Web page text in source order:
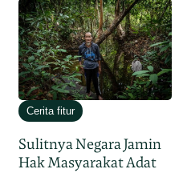
Cerita fitur
Sulitnya Negara Jamin
Hak Masyarakat Adat